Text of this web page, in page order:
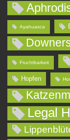
Ayahuasca
Fruchtbarkeit
Hopfen
Legal